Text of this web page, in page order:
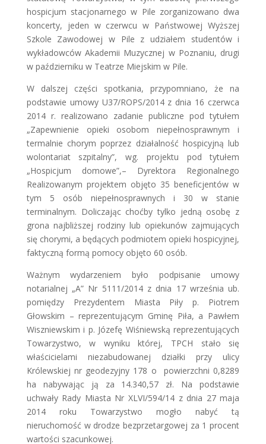
hospicjum stacjonarnego w Pile zorganizowano dwa
koncerty, jeden w czerwcu w Państwowej Wyższej
Szkole Zawodowej w Pile z udziałem studentów i
wykładowców Akademii Muzycznej w Poznaniu, drugi
w październiku w Teatrze Miejskim w Pile.
W dalszej części spotkania, przypomniano, że na
podstawie umowy U37/ROPS/2014 z dnia 16 czerwca
2014 r. realizowano zadanie publiczne pod tytułem
„Zapewnienie opieki osobom niepełnosprawnym i
termalnie chorym poprzez działalność hospicyjną lub
wolontariat szpitalny”, wg. projektu pod tytułem
„Hospicjum domowe”,– Dyrektora Regionalnego
Realizowanym projektem objęto 35 beneficjentów w
tym 5 osób niepełnosprawnych i 30 w stanie
terminalnym. Doliczając choćby tylko jedną osobę z
grona najbliższej rodziny lub opiekunów zajmujących
się chorymi, a będących podmiotem opieki hospicyjnej,
faktyczną formą pomocy objęto 60 osób.
Ważnym wydarzeniem było podpisanie umowy
notarialnej „A” Nr 5111/2014 z dnia 17 września ub.
pomiędzy Prezydentem Miasta Piły p. Piotrem
Głowskim – reprezentującym Gminę Piła, a Pawłem
Wiszniewskim i p. Józefę Wiśniewską reprezentujących
Towarzystwo, w wyniku której, TPCH stało się
właścicielami niezabudowanej działki przy ulicy
Królewskiej nr geodezyjny 178 o powierzchni 0,8289
ha nabywając ją za 14.340,57 zł. Na podstawie
uchwały Rady Miasta Nr XLVI/594/14 z dnia 27 maja
2014 roku Towarzystwo mogło nabyć tą
nieruchomość w drodze bezprzetargowej za 1 procent
wartości szacunkowej.